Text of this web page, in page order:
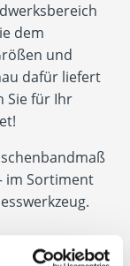
dem
und
dafür liefert
Sie für Ihr
im Sortiment